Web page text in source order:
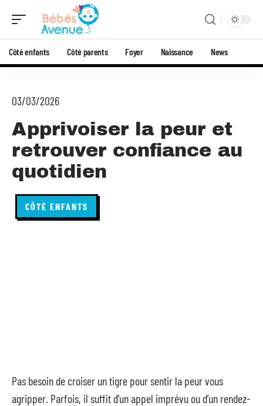
Côté enfants Côté parents Foyer Naissance News
03/03/2026
Apprivoiser la peur et
retrouver confiance au
quotidien
CÔTÉ ENFANTS
Pas besoin de croiser un tigre pour sentir la peur vous
agripper. Parfois, il suffit d’un appel imprévu ou d’un rendez-